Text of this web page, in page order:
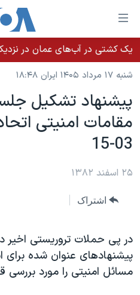
لینکهای
قابل
دسترسی
جهش
محتوای
اصلی
جهش
صفحه
جهش
جستجو
خانه
نسخه سبک وب‌سایت
موضوع ها
ایران
آمریکا
جهان
ویژه برنامه‌ها
ویدیوها
فرهنگ و زندگی
برنامه های تلویزیونی
جدول برنامه ها
صفحه‌های ویژه
بایگانی برنامه‌های تلویزیونی
مستندها
فرکانس‌های صدای آمریکا
یادگیری زبان انگلیسی
دنبال کنید
شنبه ۱۷ مرداد ۱۴۰۵ ایران ۱۸:۴۸
پيشنهاد تشکيل
03-15
۲۵ اسفند ۱۳۸۲
اشتراک
در پی حملات تروريستی اخير در
پيشنهادهای عنوان شده برای
مسائل امنيتی را مورد بررسی